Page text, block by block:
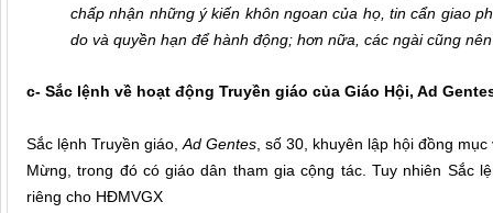
chấp nhận những ý kiến khôn ngoan của họ, tin cẩn giao
do và quyền hạn để hành động; hơn nữa, các ngài cũng
c- Sắc lệnh về hoạt động Truyền giáo của Giáo Hội, Ad
Sắc lệnh Truyền giáo,Ad Gentes , số 30, khuyên lập hội đồng
Mừng, trong đó có giáo dân tham gia cộng tác. Tuy nhiên Sắc
riêng cho HĐMVGX